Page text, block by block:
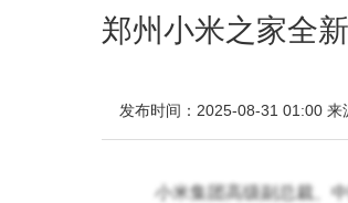
郑州小米之家全
发布时间：2025-08-31 01:00 来
小米集团高级副总裁、